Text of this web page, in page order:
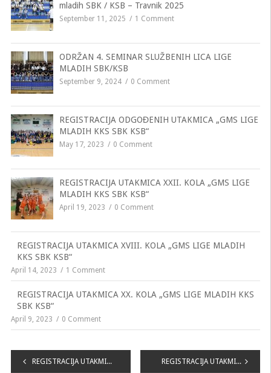
mladih SBK / KSB – Travnik 2025
September 11, 2025 1 Comment
ODRŽAN 4. SEMINAR SLUŽBENIH LICA LIGE
MLADIH SBK/KSB
September 9, 2024 0 Comment
REGISTRACIJA ODGOĐENIH UTAKMICA „GMS LIGE
MLADIH KKS SBK KSB“
May 17, 2023 0 Comment
REGISTRACIJA UTAKMICA XXII. KOLA „GMS LIGE
MLADIH KKS SBK KSB“
April 19, 2023 0 Comment
REGISTRACIJA UTAKMICA XVIII. KOLA „GMS LIGE MLADIH
KKS SBK KSB“
April 14, 2023 1 Comment
REGISTRACIJA UTAKMICA XX. KOLA „GMS LIGE MLADIH KKS
SBK KSB“
April 9, 2023 0 Comment
Navigacija
REGISTRACIJA UTAKMICA VIII. KOLA „GMS LIGE MLADIH KKS SBK KSB“ REGISTRACIJA UTAKMICA X. KOLA „GMS LIGE MLADIH KKS SBK KSB“